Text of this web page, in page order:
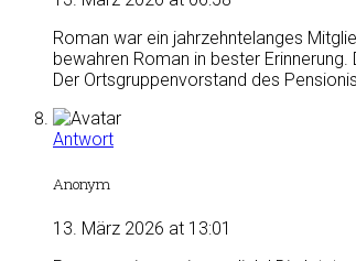
Roman war ein jahrzehntelanges
bewahren Roman in bester
Der Ortsgruppenvorstand des
Antwort
Anonym
13. März 2026 at 13:01